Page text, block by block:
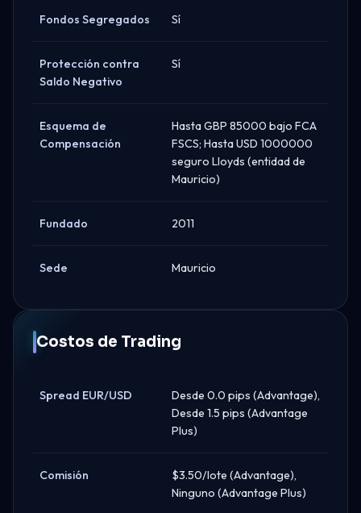
Fondos Segregados Sí
Protección contra
Saldo Negativo
Sí
Esquema de
Compensación
Hasta GBP 85000 bajo FCA
FSCS; Hasta USD 1000000
seguro Lloyds (entidad de
Mauricio)
Fundado 2011
Sede Mauricio
Costos de Trading
Spread EUR/USD
Desde 0.0 pips (Advantage),
Desde 1.5 pips (Advantage
Plus)
Comisión
$3.50/lote (Advantage),
Ninguno (Advantage Plus)